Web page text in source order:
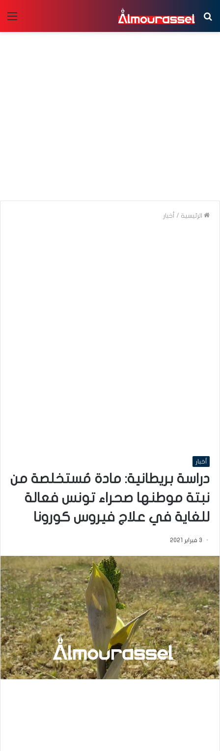
بحث
عن
الرئيسية / أخبار
أخبار
دراسة بريطانية: مادة مُستخلصة من
نبتة موطنها صحراء تونس فعالة
للغاية في علاج فيروس كورونا
3 فبراير 2021